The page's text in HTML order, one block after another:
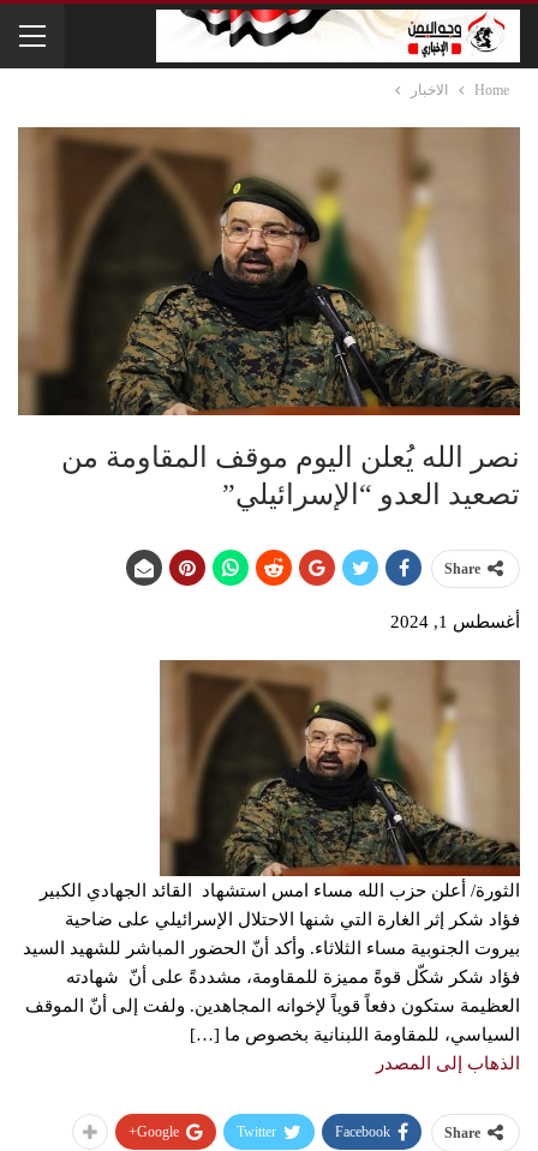
Home الاخبار
نصر الله يُعلن اليوم موقف المقاومة من
تصعيد العدو “الإسرائيلي”
Share
أغسطس 1, 2024
الثورة/ أعلن حزب الله مساء امس استشهاد القائد الجهادي الكبير
فؤاد شكر إثر الغارة التي شنها الاحتلال الإسرائيلي على ضاحية
بيروت الجنوبية مساء الثلاثاء. وأكد أنّ الحضور المباشر للشهيد السيد
فؤاد شكر شكّل قوةً مميزة للمقاومة، مشددةً على أنّ شهادته
‏العظيمة ستكون دفعاً قوياً لإخوانه المجاهدين. ولفت إلى أنّ الموقف
السياسي، للمقاومة اللبنانية بخصوص ما […]
الذهاب إلى المصدر
Share
Facebook
Twitter
Google+